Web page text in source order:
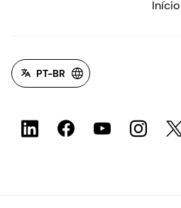
PT-BR